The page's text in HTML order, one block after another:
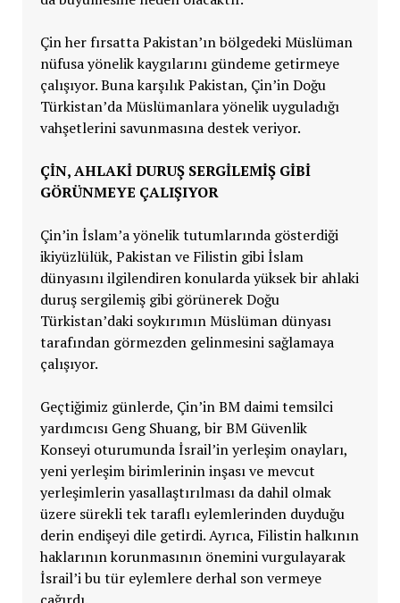
Çin her fırsatta Pakistan’ın bölgedeki Müslüman
nüfusa yönelik kaygılarını gündeme getirmeye
çalışıyor. Buna karşılık Pakistan, Çin’in Doğu
Türkistan’da Müslümanlara yönelik uyguladığı
vahşetlerini savunmasına destek veriyor.
ÇİN, AHLAKİ DURUŞ SERGİLEMİŞ GİBİ
GÖRÜNMEYE ÇALIŞIYOR
Çin’in İslam’a yönelik tutumlarında gösterdiği
ikiyüzlülük, Pakistan ve Filistin gibi İslam
dünyasını ilgilendiren konularda yüksek bir ahlaki
duruş sergilemiş gibi görünerek Doğu
Türkistan’daki soykırımın Müslüman dünyası
tarafından görmezden gelinmesini sağlamaya
çalışıyor.
Geçtiğimiz günlerde, Çin’in BM daimi temsilci
yardımcısı Geng Shuang, bir BM Güvenlik
Konseyi oturumunda İsrail’in yerleşim onayları,
yeni yerleşim birimlerinin inşası ve mevcut
yerleşimlerin yasallaştırılması da dahil olmak
üzere sürekli tek taraflı eylemlerinden duyduğu
derin endişeyi dile getirdi. Ayrıca, Filistin halkının
haklarının korunmasının önemini vurgulayarak
İsrail’i bu tür eylemlere derhal son vermeye